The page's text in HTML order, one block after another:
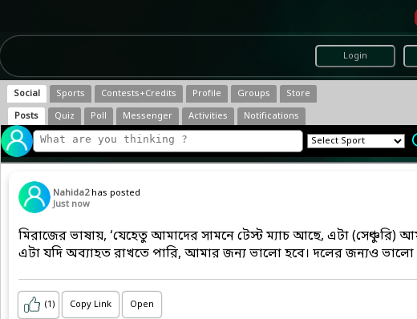
Login
Social Sports Contests+Credits Profile Groups
Store
Posts
Quiz Poll Messenger Activities Notifications
Nahida2 has posted
Just now
মিরাজের ভাষায়, ‘যেহেতু আমাদের সামনে টেস্ট ম্যাচ আছে, এটা (সেঞ্চুরি)
এটা যদি অব্যাহত রাখতে পারি, আমার জন্য ভালো হবে। দলের জন্যও ভালো
(1) Copy Link Open